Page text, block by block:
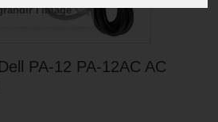
l'image
PA-12 PA-12AC AC